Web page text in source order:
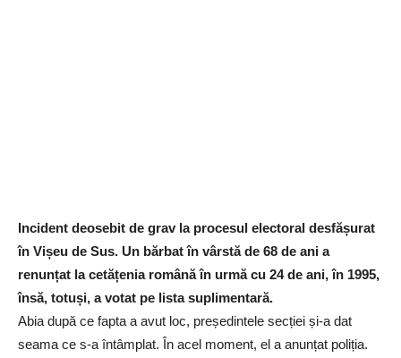
Incident deosebit de grav la procesul electoral desfășurat
în Vișeu de Sus. Un bărbat în vârstă de 68 de ani a
renunțat la cetățenia română în urmă cu 24 de ani, în 1995,
însă, totuși, a votat pe lista suplimentară.
Abia după ce fapta a avut loc, președintele secției și-a dat
seama ce s-a întâmplat. În acel moment, el a anunțat poliția.